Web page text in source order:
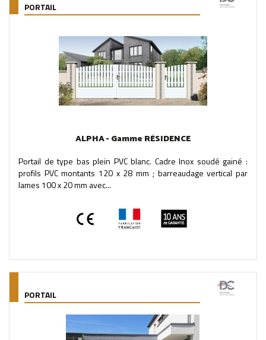
PORTAIL
ALPHA - Gamme RÉSIDENCE
Portail de type bas plein PVC blanc. Cadre Inox soudé gainé :
profils PVC montants 120 x 28 mm ; barreaudage vertical par
lames 100 x 20 mm avec...
PORTAIL